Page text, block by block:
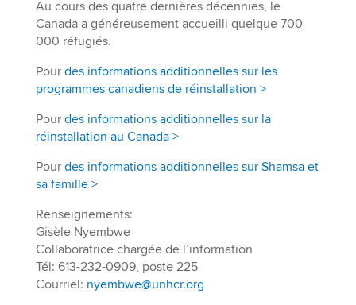
Au cours des quatre dernières décennies, le
Canada a généreusement accueilli quelque 700
000 réfugiés.
Pour des informations additionnelles sur les
programmes canadiens de réinstallation >
Pour des informations additionnelles sur la
réinstallation au Canada >
Pour des informations additionnelles sur Shamsa et
sa famille >
Renseignements:
Gisèle Nyembwe
Collaboratrice chargée de l’information
Tél: 613-232-0909, poste 225
Courriel: nyembwe@unhcr.org